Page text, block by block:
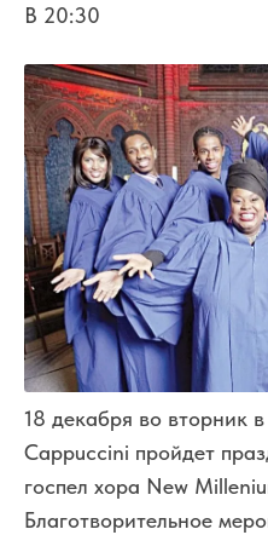
В 20:30
18 декабря во вторник
Cappuccini пройдет
госпел хора New
Благотворительное